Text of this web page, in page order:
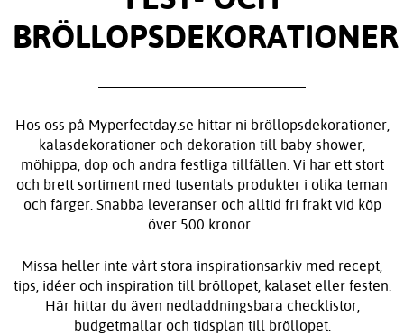
BRÖLLOPSDEKORATIONER
Hos oss på Myperfectday.se hittar ni bröllopsdekorationer,
kalasdekorationer och dekoration till baby shower,
möhippa, dop och andra festliga tillfällen. Vi har ett stort
och brett sortiment med tusentals produkter i olika teman
och färger. Snabba leveranser och alltid fri frakt vid köp
över 500 kronor.
Missa heller inte vårt stora inspirationsarkiv med recept,
tips, idéer och inspiration till bröllopet, kalaset eller festen.
Här hittar du även nedladdningsbara checklistor,
budgetmallar och tidsplan till bröllopet.